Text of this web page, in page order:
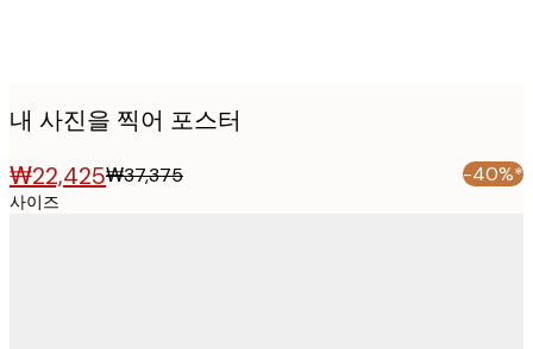
내 사진을 찍어 포스터
₩22,425₩37,375 -40%*
사이즈